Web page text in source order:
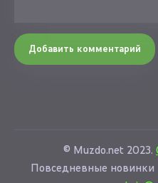
Добавить комментарий
© Muzdo.net 2023.
Повседневные новинки